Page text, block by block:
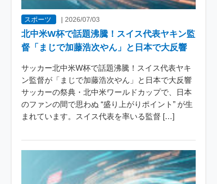
スポーツ |2026/07/03
北中米W杯で話題沸騰！スイス代表ヤキン監
督「まじで加藤浩次やん」と日本で大反響
サッカー北中米W杯で話題沸騰！スイス代表ヤキ
ン監督が「まじで加藤浩次やん」と日本で大反響
サッカーの祭典・北中米ワールドカップで、日本
のファンの間で思わぬ “盛り上がりポイント” が生
まれています。スイス代表を率いる監督 […]